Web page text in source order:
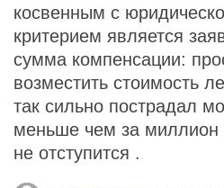
косвенным с
критерием является
сумма компенсации:
возместить стоимость
так сильно пострадал
меньше чем за миллион
не отступится .